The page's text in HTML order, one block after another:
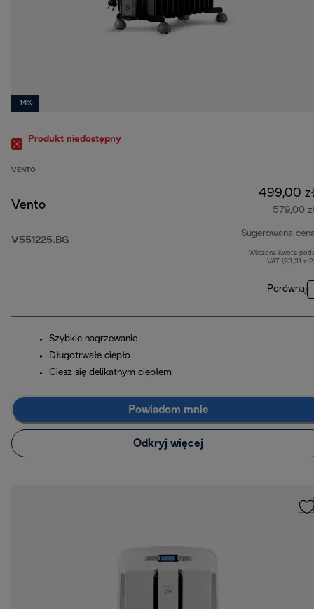
-14%
Produkt niedostępny
VENTO
Vento
V551225.BG
499,00
579,00
Sugerowana
Wliczona kwota
VAT (93,31
Porównaj
Szybkie nagrzewanie
Długotrwałe ciepło
Ciesz się delikatnym ciepłem
Powiadom mnie
Odkryj więcej